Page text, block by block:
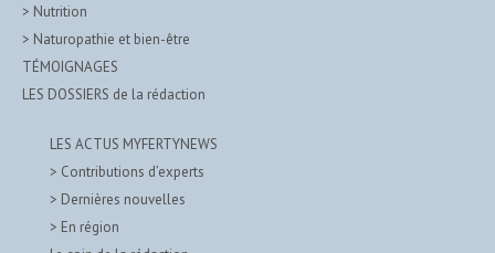
> Nutrition
> Naturopathie et bien-être
TÉMOIGNAGES
LES DOSSIERS de la rédaction
LES ACTUS MYFERTYNEWS
> Contributions d’experts
> Dernières nouvelles
> En région